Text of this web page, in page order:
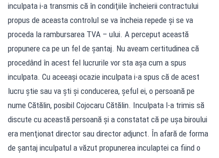
inculpata i-a transmis că în condiţiile încheierii contractului
propus de aceasta controlul se va încheia repede şi se va
proceda la rambursarea TVA – ului. A perceput această
propunere ca pe un fel de şantaj. Nu aveam certitudinea că
procedând în acest fel lucrurile vor sta aşa cum a spus
inculpata. Cu aceeaşi ocazie inculpata i-a spus că de acest
lucru ştie sau va şti şi conducerea, şeful ei, o persoană pe
nume Cătălin, posibil Cojocaru Cătălin. Inculpata l-a trimis să
discute cu această persoană şi a constatat că pe uşa biroului
era menţionat director sau director adjunct. În afară de forma
de şantaj inculpatul a văzut propunerea inculaptei ca fiind o